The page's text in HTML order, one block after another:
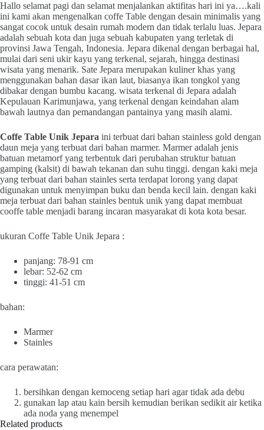
Hallo selamat pagi dan selamat menjalankan aktifitas hari ini ya….kali
ini kami akan mengenalkan coffe Table dengan desain minimalis yang
sangat cocok untuk desain rumah modern dan tidak terlalu luas. Jepara
adalah sebuah kota dan juga sebuah kabupaten yang terletak di
provinsi Jawa Tengah, Indonesia. Jepara dikenal dengan berbagai hal,
mulai dari seni ukir kayu yang terkenal, sejarah, hingga destinasi
wisata yang menarik. Sate Jepara merupakan kuliner khas yang
menggunakan bahan dasar ikan laut, biasanya ikan tongkol yang
dibakar dengan bumbu kacang. wisata terkenal di Jepara adalah
Kepulauan Karimunjawa, yang terkenal dengan keindahan alam
bawah lautnya dan pemandangan pantainya yang masih alami.
Coffe Table Unik Jepara ini terbuat dari bahan stainless gold dengan
daun meja yang terbuat dari bahan marmer. Marmer adalah jenis
batuan metamorf yang terbentuk dari perubahan struktur batuan
gamping (kalsit) di bawah tekanan dan suhu tinggi. dengan kaki meja
yang terbuat dari bahan stainles serta terdapat lorong yang dapat
digunakan untuk menyimpan buku dan benda kecil lain. dengan kaki
meja terbuat dari bahan stainles bentuk unik yang dapat membuat
cooffe table menjadi barang incaran masyarakat di kota kota besar.
ukuran Coffe Table Unik Jepara :
panjang: 78-91 cm
lebar: 52-62 cm
tinggi: 41-51 cm
bahan:
Marmer
Stainles
cara perawatan:
bersihkan dengan kemoceng setiap hari agar tidak ada debu
gunakan lap atau kain bersih kemudian berikan sedikit air ketika
ada noda yang menempel
Related products